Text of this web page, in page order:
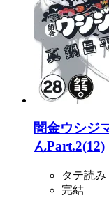
闇金ウシジ
んPart.2(12)
タテ読み
完結